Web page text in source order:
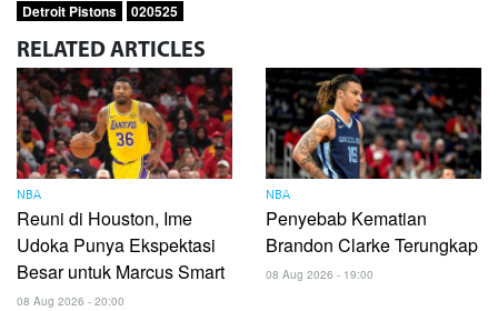
Detroit Pistons 020525
RELATED ARTICLES
NBA
Reuni di Houston, Ime
Udoka Punya Ekspektasi
Besar untuk Marcus Smart
08 Aug 2026 - 20:00
NBA
Penyebab Kematian
Brandon Clarke Terungkap
08 Aug 2026 - 19:00